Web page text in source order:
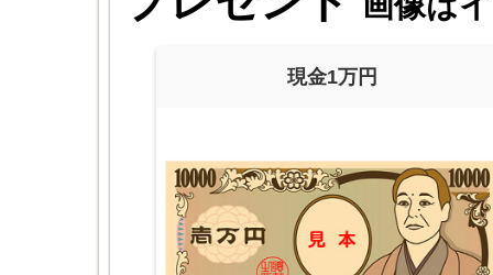
現金1万円